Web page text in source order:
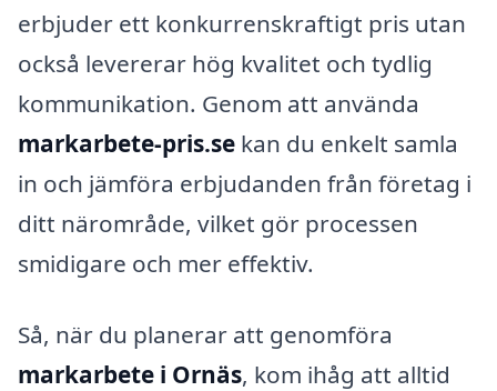
erbjuder ett konkurrenskraftigt pris utan
också levererar hög kvalitet och tydlig
kommunikation. Genom att använda
markarbete-pris.se kan du enkelt samla
in och jämföra erbjudanden från företag i
ditt närområde, vilket gör processen
smidigare och mer effektiv.
Så, när du planerar att genomföra
markarbete i Ornäs, kom ihåg att alltid